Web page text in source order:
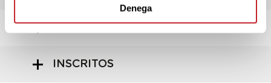
Denega
INSCRITOS